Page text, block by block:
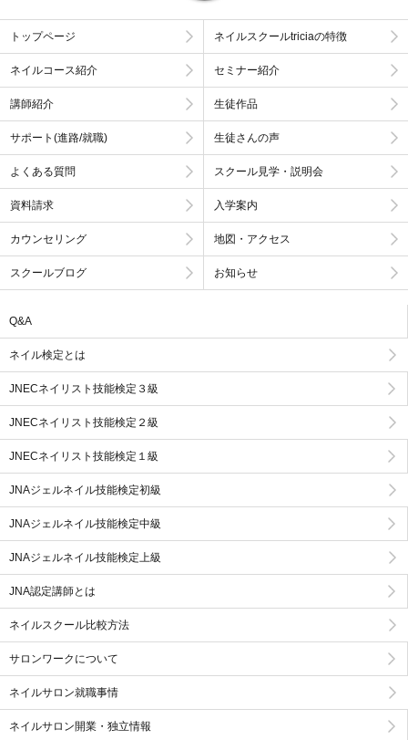
トップページ ネイルスクールtriciaの特徴
ネイルコース紹介 セミナー紹介
講師紹介 生徒作品
サポート(進路/就職) 生徒さんの声
よくある質問 スクール見学・説明会
資料請求 入学案内
カウンセリング 地図・アクセス
スクールブログ お知らせ
Q&A
ネイル検定とは
JNECネイリスト技能検定３級
JNECネイリスト技能検定２級
JNECネイリスト技能検定１級
JNAジェルネイル技能検定初級
JNAジェルネイル技能検定中級
JNAジェルネイル技能検定上級
JNA認定講師とは
ネイルスクール比較方法
サロンワークについて
ネイルサロン就職事情
ネイルサロン開業・独立情報